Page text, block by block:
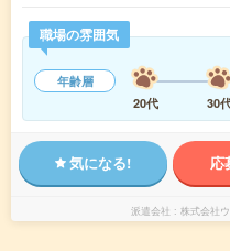
職場の雰囲気
年齢層
20代
30
気になる! 応
派遣会社 株式会社